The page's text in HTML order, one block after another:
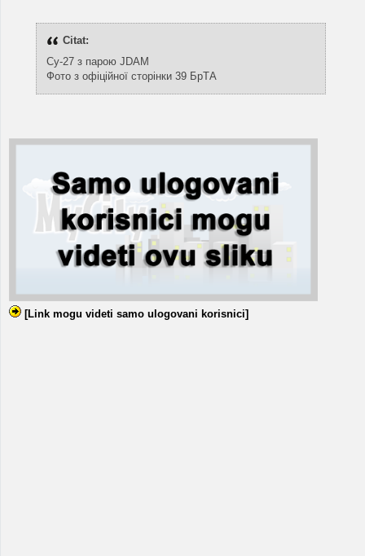
Citat:
Су-27 з парою JDAM
Фото з офіційної сторінки 39 БрТА
[Link mogu videti samo ulogovani korisnici]